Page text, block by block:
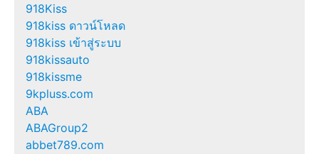
918Kiss
918kiss ดาวน์โหลด
918kiss เข้าสู่ระบบ
918kissauto
918kissme
9kpluss.com
ABA
ABAGroup2
abbet789.com